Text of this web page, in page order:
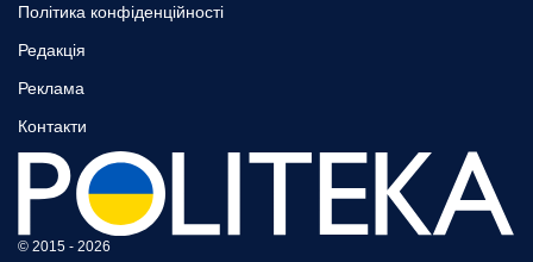
Політика конфіденційності
Редакція
Реклама
Контакти
© 2015 - 2026